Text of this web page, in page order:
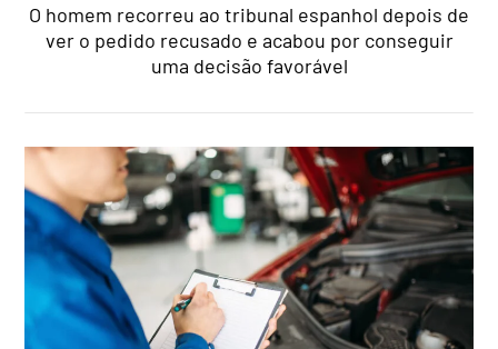
O homem recorreu ao tribunal espanhol depois de
ver o pedido recusado e acabou por conseguir
uma decisão favorável